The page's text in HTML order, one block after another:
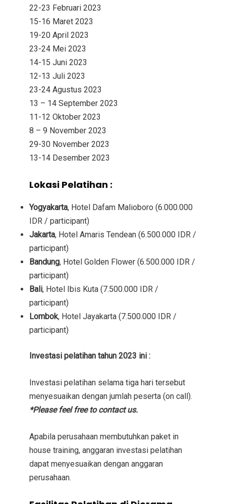
22-23 Februari 2023
15-16 Maret 2023
19-20 April 2023
23-24 Mei 2023
14-15 Juni 2023
12-13 Juli 2023
23-24 Agustus 2023
13 – 14 September 2023
11-12 Oktober 2023
8 – 9 November 2023
29-30 November 2023
13-14 Desember 2023
Lokasi Pelatihan :
Yogyakarta, Hotel Dafam Malioboro (6.000.000
IDR / participant)
Jakarta, Hotel Amaris Tendean (6.500.000 IDR /
participant)
Bandung, Hotel Golden Flower (6.500.000 IDR /
participant)
Bali, Hotel Ibis Kuta (7.500.000 IDR /
participant)
Lombok, Hotel Jayakarta (7.500.000 IDR /
participant)
Investasi pelatihan tahun 2023 ini :
Investasi pelatihan selama tiga hari tersebut
menyesuaikan dengan jumlah peserta (on call).
*Please feel free to contact us.
Apabila perusahaan membutuhkan paket in
house training, anggaran investasi pelatihan
dapat menyesuaikan dengan anggaran
perusahaan.